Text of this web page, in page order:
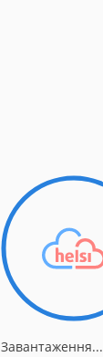
Завантаження...